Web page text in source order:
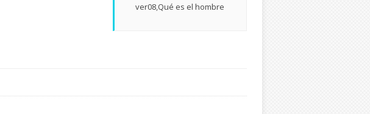
ver08 Qué es el hombre